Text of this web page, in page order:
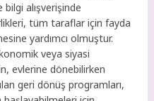
bilgi alışverişinde
tüm taraflar için fayda
yardımcı olmuştur.
veya siyasi
evlerine dönebilirken
geri dönüş programları,